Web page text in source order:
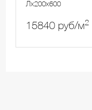
Лx200x600
15840 руб/м2